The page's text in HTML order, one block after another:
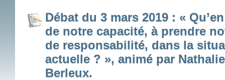
Débat du 3 mars 2019 : «
de notre capacité, à prendre
de responsabilité, dans la
actuelle ? », animé par Nathalie
Berleux.